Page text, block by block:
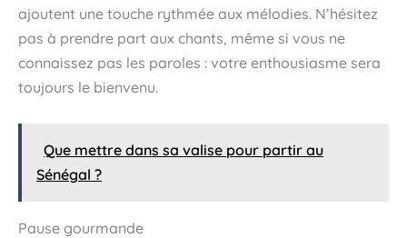
ajoutent une touche rythmée aux mélodies. N’hésitez
pas à prendre part aux chants, même si vous ne
connaissez pas les paroles : votre enthousiasme sera
toujours le bienvenu.
Que mettre dans sa valise pour partir au
Sénégal ?
Pause gourmande